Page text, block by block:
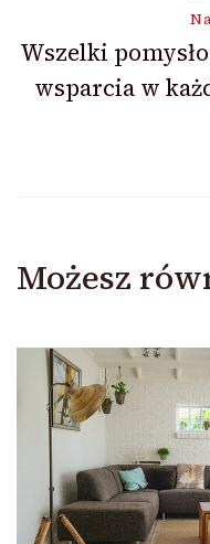
Wszelki
wsparcia w
Możesz